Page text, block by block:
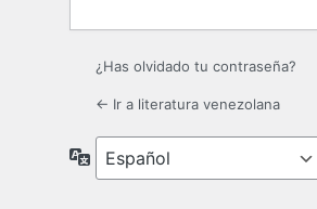
¿Has olvidado tu contraseña?
← Ir a literatura venezolana
Idioma